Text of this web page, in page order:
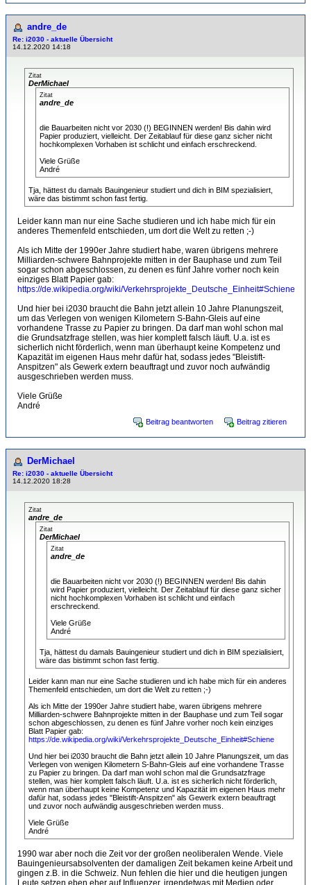
andre_de
Re: i2030 - aktuelle Übersicht
14.12.2020 14:18
Zitat
DerMichael
Zitat
andre_de
die Bauarbeiten nicht vor 2030 (!) BEGINNEN werden! Bis dahin wird
Papier produziert, vielleicht. Der Zeitablauf für diese ganz sicher nicht
hochkomplexen Vorhaben ist schlicht und einfach erschreckend.
Viele Grüße
André
Tja, hättest du damals Bauingenieur studiert und dich in BIM spezialisiert,
wäre das bistimmt schon fast fertig.
Leider kann man nur eine Sache studieren und ich habe mich für ein
anderes Themenfeld entschieden, um dort die Welt zu retten ;-)
Als ich Mitte der 1990er Jahre studiert habe, waren übrigens mehrere
Milliarden-schwere Bahnprojekte mitten in der Bauphase und zum Teil
sogar schon abgeschlossen, zu denen es fünf Jahre vorher noch kein
einziges Blatt Papier gab:
https://de.wikipedia.org/wiki/Verkehrsprojekte_Deutsche_Einheit#Schiene
Und hier bei i2030 braucht die Bahn jetzt allein 10 Jahre Planungszeit,
um das Verlegen von wenigen Kilometern S-Bahn-Gleis auf eine
vorhandene Trasse zu Papier zu bringen. Da darf man wohl schon mal
die Grundsatzfrage stellen, was hier komplett falsch läuft. U.a. ist es
sicherlich nicht förderlich, wenn man überhaupt keine Kompetenz und
Kapazität im eigenen Haus mehr dafür hat, sodass jedes "Bleistift-
Anspitzen" als Gewerk extern beauftragt und zuvor noch aufwändig
ausgeschrieben werden muss.
Viele Grüße
André
Beitrag beantworten Beitrag zitieren
DerMichael
Re: i2030 - aktuelle Übersicht
14.12.2020 18:28
Zitat
andre_de
Zitat
DerMichael
Zitat
andre_de
die Bauarbeiten nicht vor 2030 (!) BEGINNEN werden! Bis dahin
wird Papier produziert, vielleicht. Der Zeitablauf für diese ganz sicher
nicht hochkomplexen Vorhaben ist schlicht und einfach
erschreckend.
Viele Grüße
André
Tja, hättest du damals Bauingenieur studiert und dich in BIM spezialisiert,
wäre das bistimmt schon fast fertig.
Leider kann man nur eine Sache studieren und ich habe mich für ein anderes
Themenfeld entschieden, um dort die Welt zu retten ;-)
Als ich Mitte der 1990er Jahre studiert habe, waren übrigens mehrere
Milliarden-schwere Bahnprojekte mitten in der Bauphase und zum Teil sogar
schon abgeschlossen, zu denen es fünf Jahre vorher noch kein einziges
Blatt Papier gab:
https://de.wikipedia.org/wiki/Verkehrsprojekte_Deutsche_Einheit#Schiene
Und hier bei i2030 braucht die Bahn jetzt allein 10 Jahre Planungszeit, um das
Verlegen von wenigen Kilometern S-Bahn-Gleis auf eine vorhandene Trasse
zu Papier zu bringen. Da darf man wohl schon mal die Grundsatzfrage
stellen, was hier komplett falsch läuft. U.a. ist es sicherlich nicht förderlich,
wenn man überhaupt keine Kompetenz und Kapazität im eigenen Haus mehr
dafür hat, sodass jedes "Bleistift-Anspitzen" als Gewerk extern beauftragt
und zuvor noch aufwändig ausgeschrieben werden muss.
Viele Grüße
André
1990 war aber noch die Zeit vor der großen neoliberalen Wende. Viele
Bauingenieursabsolventen der damaligen Zeit bekamen keine Arbeit und
gingen z.B. in die Schweiz. Nun fehlen die hier und die heutigen jungen
Leute setzen eben eher auf Influenzer, irgendetwas mit Medien oder